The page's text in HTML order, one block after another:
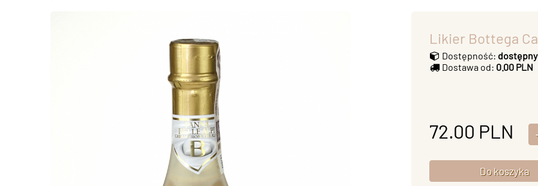
Likier Bottega
Dostępność: dostępny
Dostawa od: 0.00 PLN
72.00 PLN